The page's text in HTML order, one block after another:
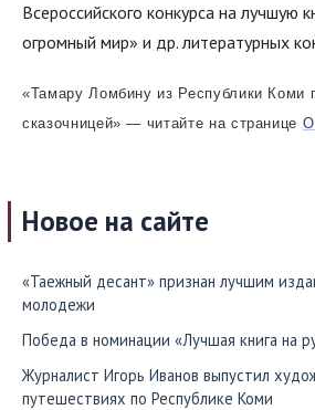
Всероссийского конкурса на лучшую
огромный мир» и др. литературных
«Тамару Ломбину из Республики Коми
сказочницей» — читайте на странице
Новое на сайте
«Таежный десант» признан лучшим
молодежи
Победа в номинации «Лучшая книга на
Журналист Игорь Иванов выпустил
путешествиях по Республике Коми